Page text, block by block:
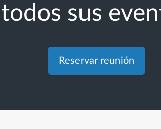
todos sus
Reservar reunión